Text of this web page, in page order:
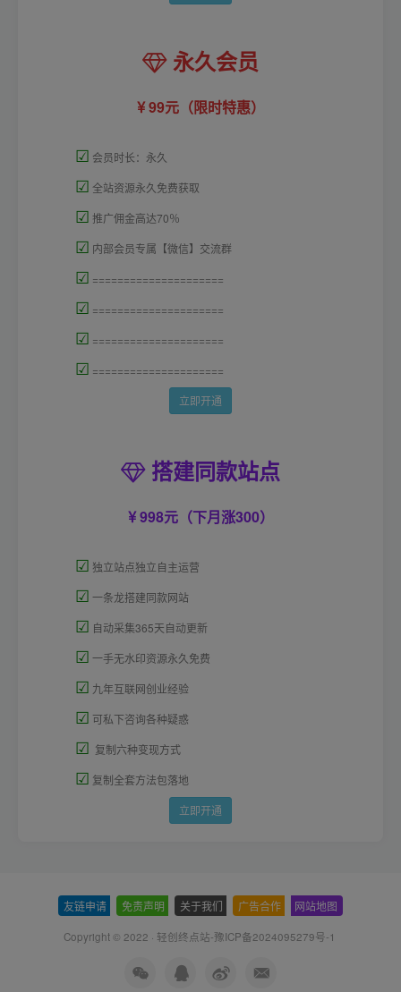
永久会员
99元（限时特惠）
☑ 会员时长：永久
☑ 全站资源永久免费获取
☑ 推广佣金高达70％
☑ 内部会员专属【微信】交流群
☑ =====================
☑ =====================
☑ =====================
☑ =====================
立即开通
搭建同款站点
998元（下月涨300）
☑ 独立站点独立自主运营
☑ 一条龙搭建同款网站
☑ 自动采集365天自动更新
☑ 一手无水印资源永久免费
☑ 九年互联网创业经验
☑ 可私下咨询各种疑惑
☑ 复制六种变现方式
☑ 复制全套方法包落地
立即开通
友链申请 免责声明 关于我们 广告合作 网站地图
Copyright © 2022 · 轻创终点站-豫ICP备2024095279号-1